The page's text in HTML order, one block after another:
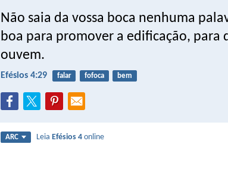
Não saia da vossa boca nenhuma
boa para promover a edificação, para
ouvem.
Efésios 4:29 falar fofoca bem
ARC LeiaEfésios 4 online